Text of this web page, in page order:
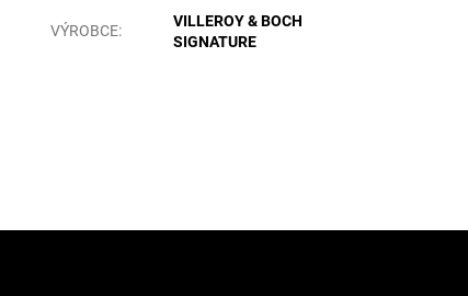
VÝROBCE:
VILLEROY & BOCH
SIGNATURE